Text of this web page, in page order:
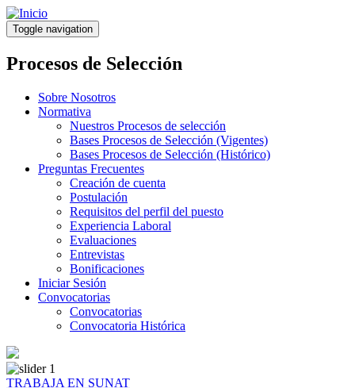
Pasar
al
contenido
principal
Toggle navigation
Procesos de Selección
Sobre Nosotros
Normativa
Nuestros Procesos de selección
Bases Procesos de Selección (Vigentes)
Bases Procesos de Selección (Histórico)
Preguntas Frecuentes
Creación de cuenta
Postulación
Requisitos del perfil del puesto
Experiencia Laboral
Evaluaciones
Entrevistas
Bonificaciones
Iniciar Sesión
Convocatorias
Convocatorias
Convocatoria Histórica
TRABAJA EN SUNAT